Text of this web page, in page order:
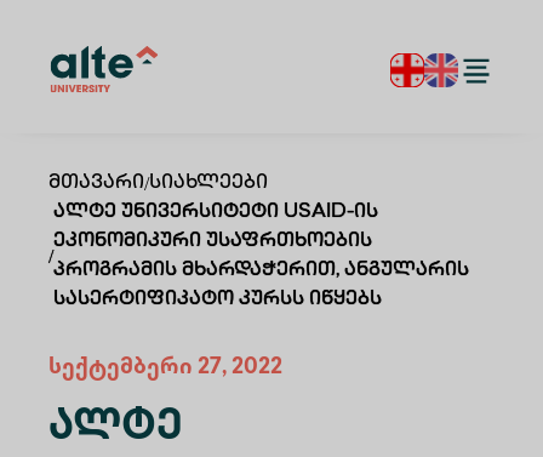
Მთავარი/Სიახლეები
/
Ალტე Უნივერსიტეტი USAID-Ის
Ეკონომიკური Უსაფრთხოების
Პროგრამის Მხარდაჭერით, Ანგულარის
Სასერტიფიკატო Კურსს Იწყებს
სექტემბერი 27, 2022
Ალტე